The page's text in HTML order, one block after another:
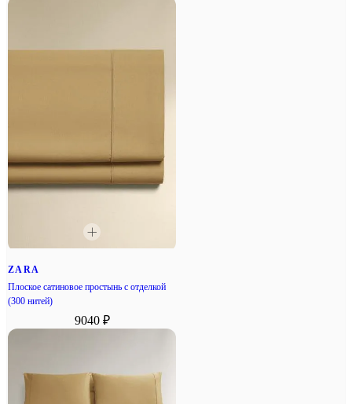
ZARA
Плоское сатиновое простынь с отделкой
(300 нитей)
9040 ₽